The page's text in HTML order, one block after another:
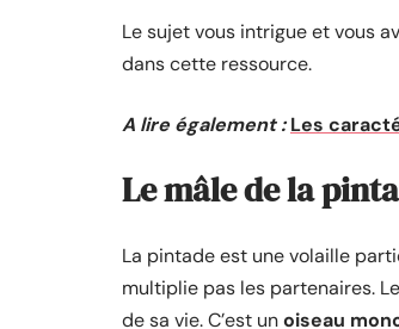
Le sujet vous intrigue et vous
dans cette ressource.
A lire également : Les
Le mâle de la
La pintade est une volaille
multiplie pas les partenaires. Le
de sa vie. C’est unoiseau